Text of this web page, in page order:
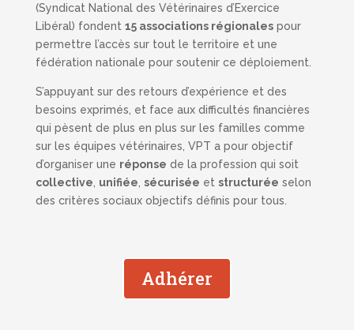
(Syndicat National des Vétérinaires d’Exercice
Libéral) fondent 15 associations régionalespour
permettre l’accès sur tout le territoire et une
fédération nationale pour soutenir ce déploiement.
S’appuyant sur des retours d’expérience et des
besoins exprimés, et face aux difficultés financières
qui pèsent de plus en plus sur les familles comme
sur les équipes vétérinaires, VPT a pour objectif
d’organiser une réponse de la profession qui soit
collective unifiée sécurisée et structurée selon
des critères sociaux objectifs définis pour tous.
Adhérer